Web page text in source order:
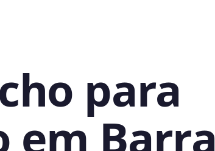
para
em Barra